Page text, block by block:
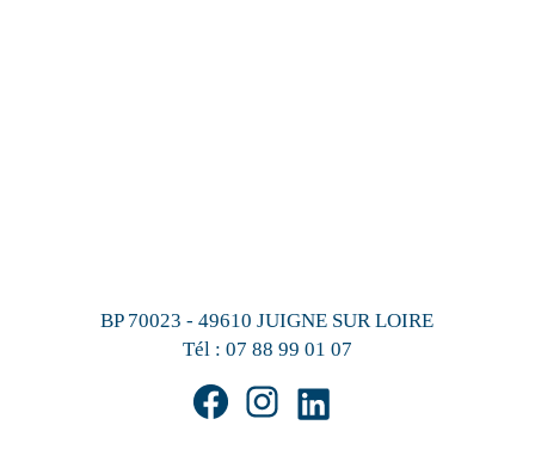
BP 70023 - 49610 JUIGNE SUR LOIRE
Tél : 07 88 99 01 07